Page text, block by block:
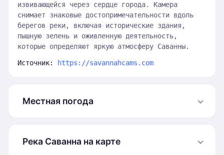
извивающейся через сердце города. Камера
снимает знаковые достопримечательности вдоль
берегов реки, включая исторические здания,
пышную зелень и оживленную деятельность,
которые определяют яркую атмосферу Саванны.
Источник: https://savannahcams.com
Местная погода
Река Саванна на карте